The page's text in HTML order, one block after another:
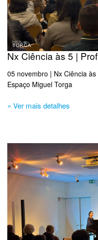
Nx Ciência às 5 |
05 novembro | Nx Ciência
Espaço Miguel Torga
» Ver mais detalhes